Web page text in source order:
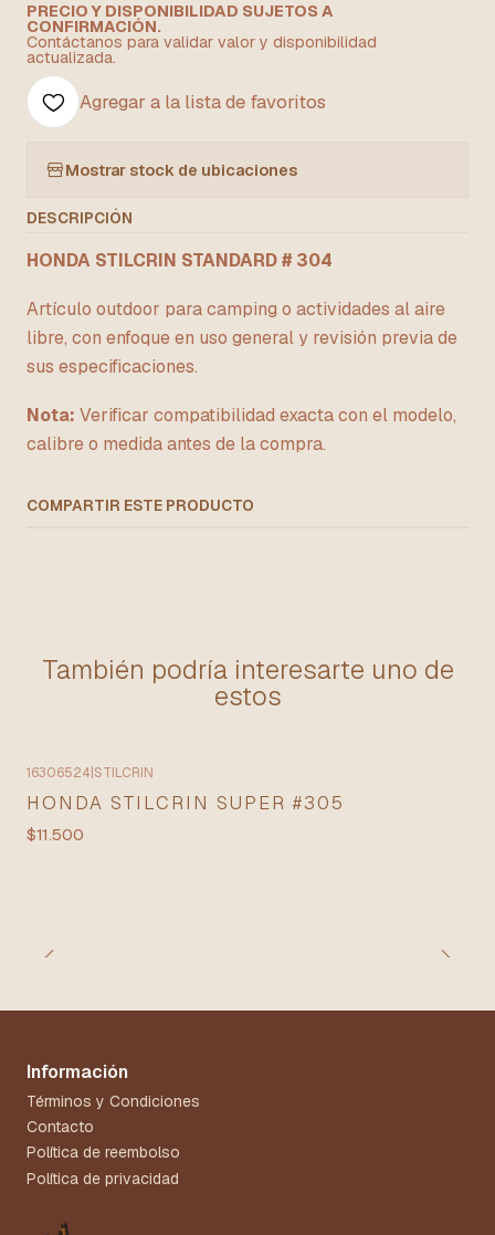
PRECIO Y DISPONIBILIDAD SUJETOS A
CONFIRMACIÓN.
Contáctanos para validar valor y disponibilidad
actualizada.
Agregar a la lista de favoritos
Mostrar stock de ubicaciones
DESCRIPCIÓN
HONDA STILCRIN STANDARD # 304
Artículo outdoor para camping o actividades al aire
libre, con enfoque en uso general y revisión previa de
sus especificaciones.
Nota: Verificar compatibilidad exacta con el modelo,
calibre o medida antes de la compra.
COMPARTIR ESTE PRODUCTO
También podría interesarte uno de
estos
16306524 STILCRIN
HONDA STILCRIN SUPER #305
$11.500
Información
Términos y Condiciones
Contacto
Política de reembolso
Política de privacidad